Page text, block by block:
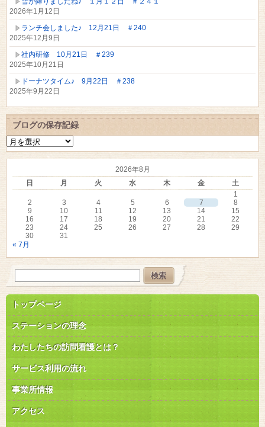
2026年1月12日
ランチ会しました♪ 12月21日 ＃240
2025年12月9日
社内研修 10月21日 ＃239
2025年10月21日
ドーナツタイム♪ 9月22日 ＃238
2025年9月22日
ブログの保存記録
ブ
ロ
グ
存
2026年8月
日
月 火 水 木 金
土
1
2
3 4 5 6 7
8
9
10 11 12 13 14
15
16
17 18 19 20 21
22
23
24 25 26 27 28
29
30
31
« 7月
トップページ
ステーションの理念
わたしたちの訪問看護とは？
サービス利用の流れ
事業所情報
アクセス